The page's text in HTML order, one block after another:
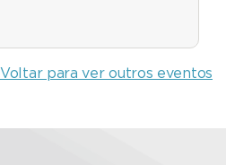
Voltar para ver outros eventos